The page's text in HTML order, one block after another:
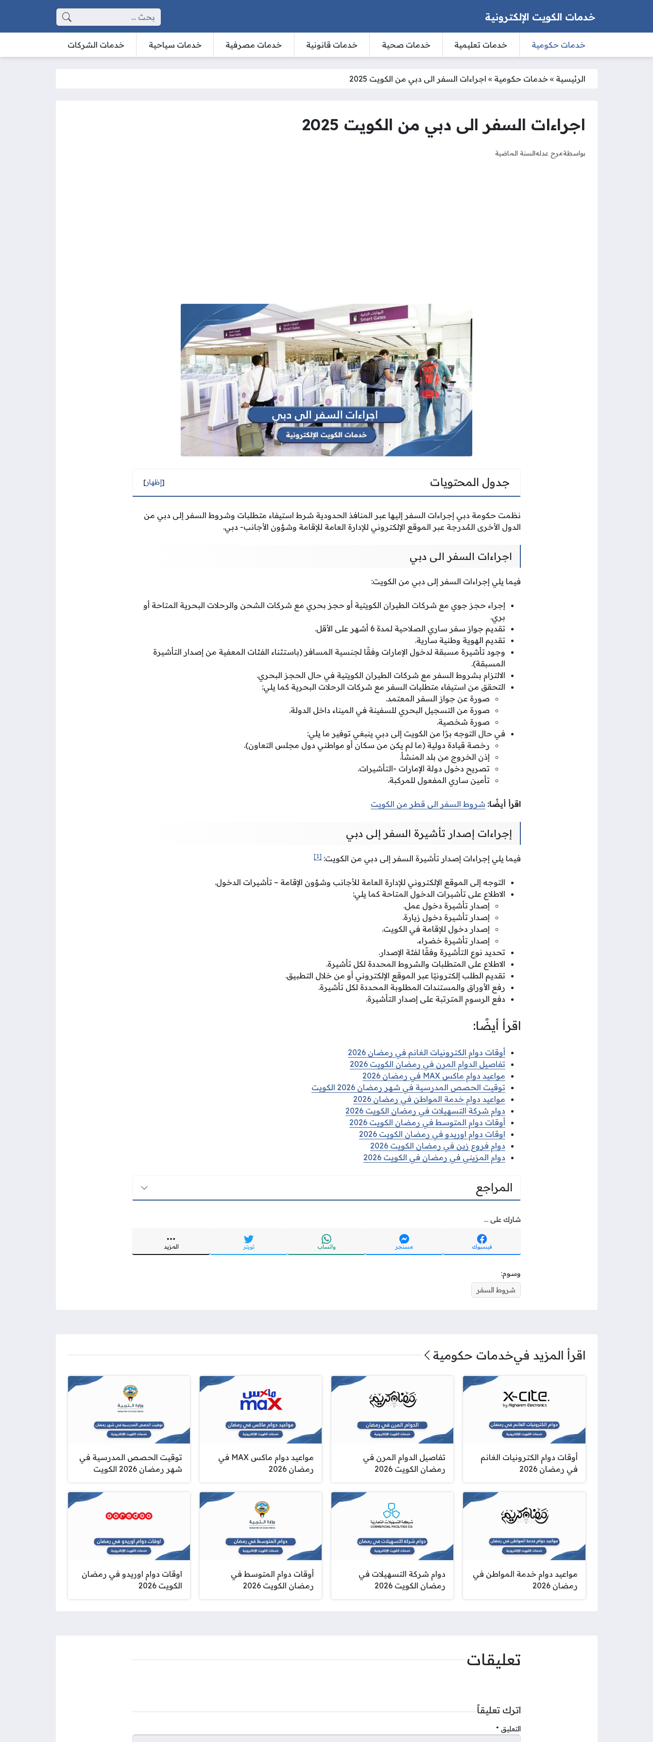
خدمات الكويت الإلكترونية البحث عن:
خدمات حكومية خدمات تعليمية خدمات صحية خدمات قانونية خدمات مصرفية خدمات سياحية خدمات الشركات
الرئيسية » خدمات حكومية » اجراءات السفر الى دبي من الكويت 2025
اجراءات السفر الى دبي من الكويت 2025
بواسطةمرح عدلهالسنة الماضية
جدول المحتويات [إظهار]
نظمت حكومة دبي إجراءات السفر إليها عبر المنافذ الحدودية شرط استيفاء متطلبات وشروط السفر إلى دبي من
الدول الأخرى المُدرجة عبر الموقع الإلكتروني للإدارة العامة للإقامة وشؤون الأجانب- دبي.
اجراءات السفر الى دبي
فيما يلي إجراءات السفر إلى دبي من الكويت:
إجراء حجز جوي مع شركات الطيران الكويتية أو حجز بحري مع شركات الشحن والرحلات البحرية المتاحة أو
بري.
تقديم جواز سفر ساري الصلاحية لمدة 6 أشهر على الأقل.
تقديم الهوية وطنية سارية.
وجود تأشيرة مسبقة لدخول الإمارات وفقًا لجنسية المسافر (باستثناء الفئات المعفية من إصدار التأشيرة
المسبقة).
الالتزام بشروط السفر مع شركات الطيران الكويتية في حال الحجز البحري.
التحقق من استيفاء متطلبات السفر مع شركات الرحلات البحرية كما يلي:
صورة عن جواز السفر المعتمد.
صورة من التسجيل البحري للسفينة في الميناء داخل الدولة.
صورة شخصية.
في حال التوجه برًا من الكويت إلى دبي ينبغي توفير ما يلي:
رخصة قيادة دولية (ما لم يكن من سكان أو مواطني دول مجلس التعاون).
إذن الخروج من بلد المنشأ.
تصريح دخول دولة الإمارات -التأشيرات.
تأمين ساري المفعول للمركبة.
اقرأ أيضًا: شروط السفر الى قطر من الكويت
إجراءات إصدار تأشيرة السفر إلى دبي
فيما يلي إجراءات إصدار تأشيرة السفر إلى دبي من الكويت: [1]
التوجه إلى الموقع الإلكتروني للإدارة العامة للأجانب وشؤون الإقامة – تأشيرات الدخول.
الاطلاع على تأشيرات الدخول المتاحة كما يلي:
إصدار تأشيرة دخول عمل.
إصدار تأشيرة دخول زيارة.
إصدار دخول للإقامة في الكويت.
إصدار تأشيرة خضراء.
تحديد نوع التأشيرة وفقًا لفئة الإصدار.
الاطلاع على المتطلبات والشروط المحددة لكل تأشيرة.
تقديم الطلب إلكترونيًا عبر الموقع الإلكتروني أو من خلال التطبيق.
رفع الأوراق والمستندات المطلوبة المحددة لكل تأشيرة.
دفع الرسوم المترتبة على إصدار التأشيرة.
اقرأ أيضًا:
أوقات دوام الكترونيات الغانم في رمضان 2026
تفاصيل الدوام المرن في رمضان الكويت 2026
مواعيد دوام ماكس MAX في رمضان 2026
توقيت الحصص المدرسية في شهر رمضان 2026 الكويت
مواعيد دوام خدمة المواطن في رمضان 2026
دوام شركة التسهيلات في رمضان الكويت 2026
أوقات دوام المتوسط في رمضان الكويت 2026
اوقات دوام اوريدو في رمضان الكويت 2026
دوام فروع زين في رمضان الكويت 2026
دوام المزيني في رمضان في الكويت 2026
المراجع
شارك على ...
فيسبوك مسنجر واتساب تويتر المزيد
وسوم:
شروط السفر
اقرأ المزيد فيخدمات حكومية
أوقات دوام الكترونيات الغانم
في رمضان 2026
تفاصيل الدوام المرن في
رمضان الكويت 2026
مواعيد دوام ماكس MAX في
رمضان 2026
توقيت الحصص المدرسية في
شهر رمضان 2026 الكويت
مواعيد دوام خدمة المواطن في
رمضان 2026
دوام شركة التسهيلات في
رمضان الكويت 2026
أوقات دوام المتوسط في
رمضان الكويت 2026
اوقات دوام اوريدو في رمضان
الكويت 2026
تعليقات
اترك تعليقاً
التعليق *